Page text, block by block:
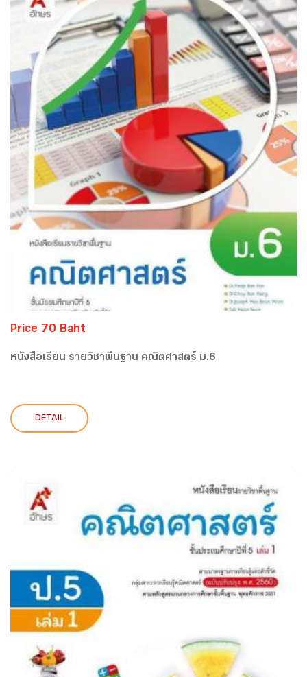
Price 70 Baht
หนังสือเรียน รายวิชาพื้นฐาน คณิตศาสตร์ ม.6
DETAIL